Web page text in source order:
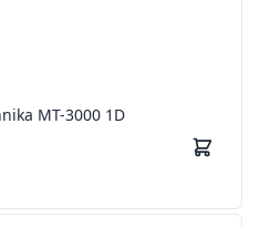
MT-3000 1D